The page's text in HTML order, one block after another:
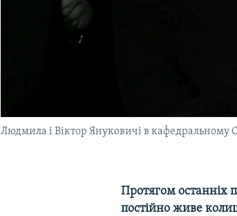
Людмила і Віктор Януковичі в кафедральному
Протягом останніх
постійно живе